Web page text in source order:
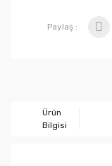
Paylaş :
Ürün
Bilgisi